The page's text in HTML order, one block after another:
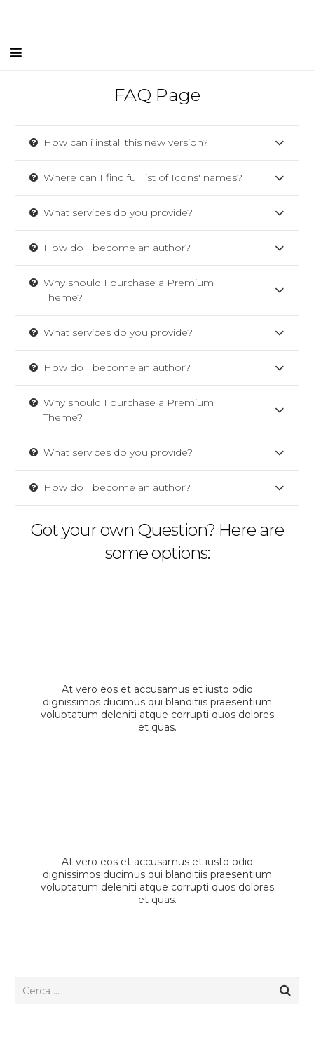
Serveis
Instal·lacions
Blog
Borsa de treball
FAQ Page
How can i install this new version?
Where can I find full list of Icons' names?
What services do you provide?
How do I become an author?
Why should I purchase a Premium
Theme?
What services do you provide?
How do I become an author?
Why should I purchase a Premium
Theme?
What services do you provide?
How do I become an author?
Got your own Question? Here are
some options:
At vero eos et accusamus et iusto odio
dignissimos ducimus qui blanditiis praesentium
voluptatum deleniti atque corrupti quos dolores
et quas.
At vero eos et accusamus et iusto odio
dignissimos ducimus qui blanditiis praesentium
voluptatum deleniti atque corrupti quos dolores
et quas.